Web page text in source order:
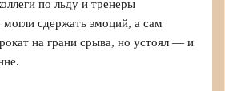
по льду и тренеры
могли сдержать эмоций, а сам
на грани срыва, но устоял — и